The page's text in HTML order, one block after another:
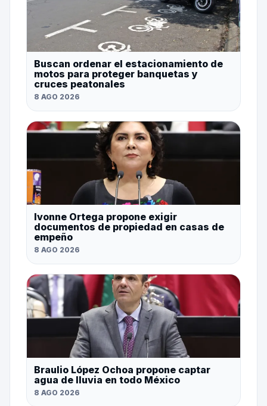
Buscan ordenar el estacionamiento de
motos para proteger banquetas y
cruces peatonales
8 AGO 2026
Ivonne Ortega propone exigir
documentos de propiedad en casas de
empeño
8 AGO 2026
Braulio López Ochoa propone captar
agua de lluvia en todo México
8 AGO 2026